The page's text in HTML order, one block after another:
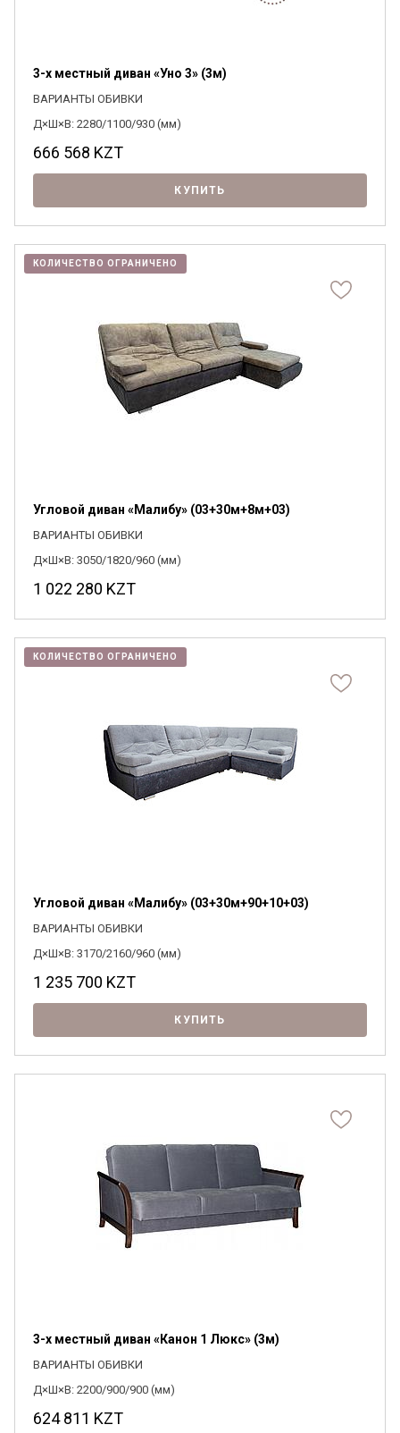
3-х местный диван «Уно 3» (3м)
ВАРИАНТЫ ОБИВКИ
Д×Ш×В: 2280/1100/930 (мм)
666 568 KZT
КУПИТЬ
КОЛИЧЕСТВО ОГРАНИЧЕНО
Угловой диван «Малибу» (03+30м+8м+03)
ВАРИАНТЫ ОБИВКИ
Д×Ш×В: 3050/1820/960 (мм)
1 022 280 KZT
КОЛИЧЕСТВО ОГРАНИЧЕНО
Угловой диван «Малибу» (03+30м+90+10+03)
ВАРИАНТЫ ОБИВКИ
Д×Ш×В: 3170/2160/960 (мм)
1 235 700 KZT
КУПИТЬ
3-х местный диван «Канон 1 Люкс» (3м)
ВАРИАНТЫ ОБИВКИ
Д×Ш×В: 2200/900/900 (мм)
624 811 KZT